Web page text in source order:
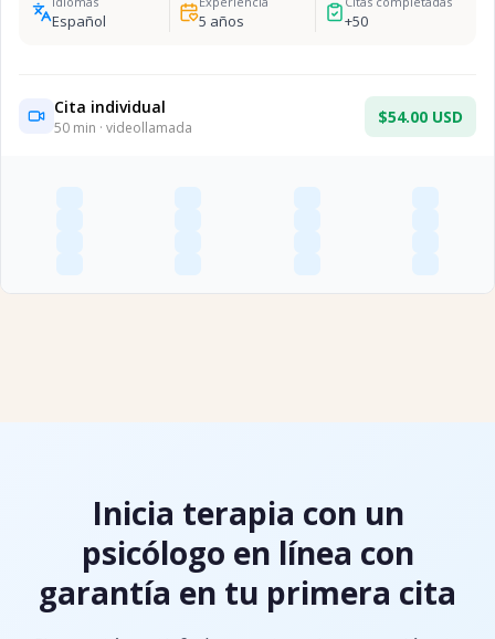
Español 5 años +50
Cita individual
50 min · videollamada
$54.00 USD
Inicia terapia con un
psicólogo en línea con
garantía en tu primera cita